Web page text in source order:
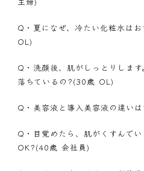
Q・ 夏になぜ、冷たい化粧水は
OL)
Q・ 洗顔後、肌がしっとりしま
落ちているの?(30歳 OL)
Q・ 美容液と導入美容液の違い
Q・ 目覚めたら、肌がくすんで
OK?(40歳 会社員)